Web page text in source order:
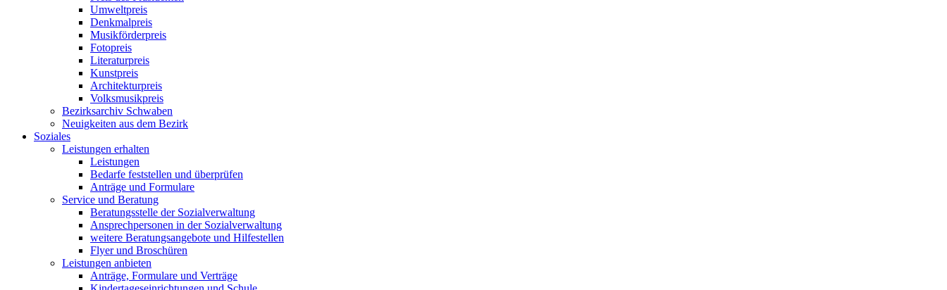
Umweltpreis
Denkmalpreis
Musikförderpreis
Fotopreis
Literaturpreis
Kunstpreis
Architekturpreis
Volksmusikpreis
Bezirksarchiv Schwaben
Neuigkeiten aus dem Bezirk
Soziales
Leistungen erhalten
Leistungen
Bedarfe feststellen und überprüfen
Anträge und Formulare
Service und Beratung
Beratungsstelle der Sozialverwaltung
Ansprechpersonen in der Sozialverwaltung
weitere Beratungsangebote und Hilfestellen
Flyer und Broschüren
Leistungen anbieten
Anträge, Formulare und Verträge